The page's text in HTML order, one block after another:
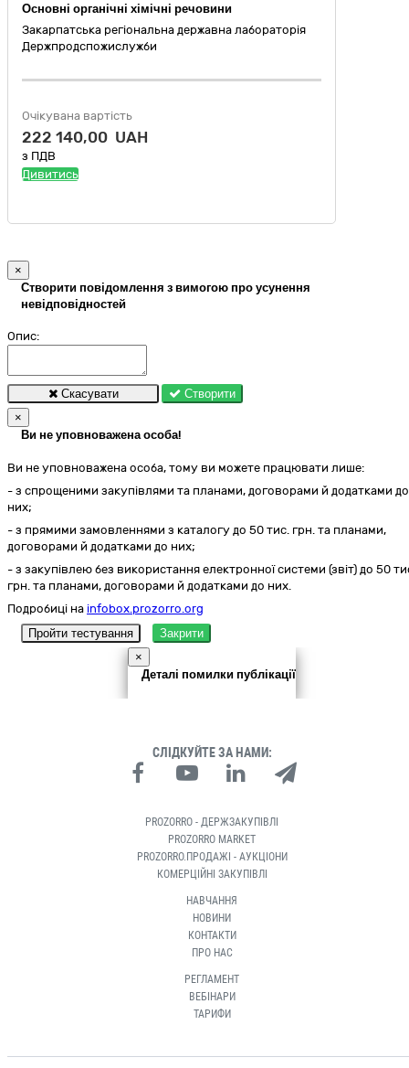
Основні органічні хімічні речовини
Закарпатська регіональна державна лабораторія
Держпродспожислужби
Очікувана вартість
222 140,00 UAH
з ПДВ
Дивитись
×
Створити повідомлення з вимогою про усунення
невідповідностей
Опис:
Скасувати
Створити
×
Ви не уповноважена особа!
Ви не уповноважена особа, тому ви можете працювати лише:
- з спрощеними закупівлями та планами, договорами й додатками до
них;
- з прямими замовленнями з каталогу до 50 тис. грн. та планами,
договорами й додатками до них;
- з закупівлею без використання електронної системи (звіт) до 50
грн. та планами, договорами й додатками до них.
Подробиці на infobox.prozorro.org
Пройти тестування
Закрити
×
Деталі помилки публікації
СЛІДКУЙТЕ ЗА НАМИ:
PROZORRO - ДЕРЖЗАКУПІВЛІ
PROZORRO MARKET
PROZORRO.ПРОДАЖІ - АУКЦІОНИ
КОМЕРЦІЙНІ ЗАКУПІВЛІ
НАВЧАННЯ
НОВИНИ
КОНТАКТИ
ПРО НАС
РЕГЛАМЕНТ
ВЕБІНАРИ
ТАРИФИ